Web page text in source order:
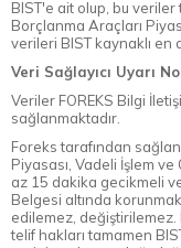
BIST'e ait olup, bu veriler
Borçlanma Araçları
verileri BIST kaynaklı
Veri Sağlayıcı Uyarı
Veriler FOREKS Bilgi
sağlanmaktadır.
Foreks tarafından
Piyasası, Vadeli İşlem
az 15 dakika gecikmeli
Belgesi altında
edilemez, değiştirilemez.
telif hakları tamamen